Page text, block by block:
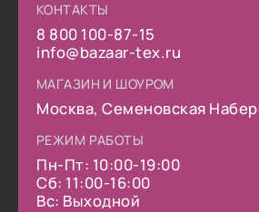
КОНТАКТЫ
8 800 100-87-15
info@bazaar-tex.ru
МАГАЗИН И ШОУРОМ
Москва, Семеновская
РЕЖИМ РАБОТЫ
Пн-Пт: 10:00-19:00
Сб: 11:00-16:00
Вс: Выходной